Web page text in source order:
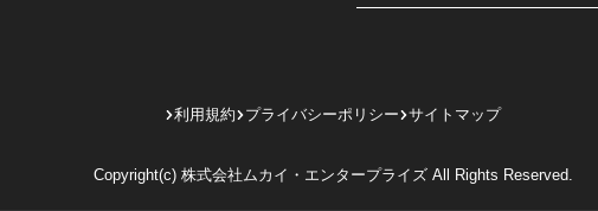
利用規約 プライバシーポリシー サイトマップ
Copyright(c) 株式会社ムカイ・エンタープライズ All Rights Reserved.